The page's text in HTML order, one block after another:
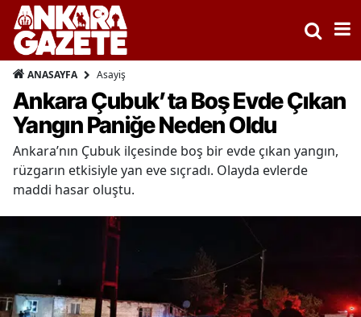
ANASAYFA Asayiş
Ankara Çubuk’ta Boş Evde Çıkan
Yangın Paniğe Neden Oldu
Ankara’nın Çubuk ilçesinde boş bir evde çıkan yangın,
rüzgarın etkisiyle yan eve sıçradı. Olayda evlerde
maddi hasar oluştu.